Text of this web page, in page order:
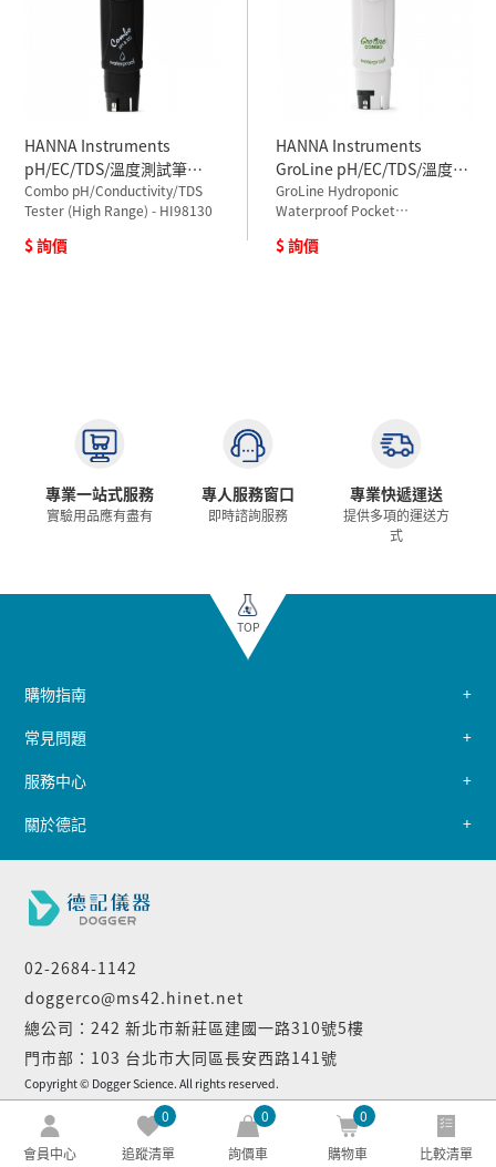
HANNA Instruments
pH/EC/TDS/溫度測試筆
HI98130
Combo pH/Conductivity/TDS
Tester (High Range) - HI98130
$ 詢價
HANNA Instruments
GroLine pH/EC/TDS/溫度測
試筆 HI98131
GroLine Hydroponic
Waterproof Pocket
Tester - HI98131
$ 詢價
會員中心
0
追蹤清單
0
詢價車
0
購物車
比較清單
專業一站式服務
實驗用品應有盡有
專人服務窗口
即時諮詢服務
專業快遞運送
提供多項的運送方
式
TOP
02-2684-1142
doggerco@ms42.hinet.net
總公司：242 新北市新莊區建國一路310號5樓
門市部：103 台北市大同區長安西路141號
購物指南
常見問題
服務中心
關於德記
Copyright © Dogger Science. All rights reserved.